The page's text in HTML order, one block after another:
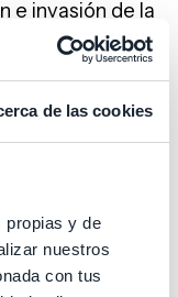
de las cookies
propias y de
nuestros
con tus
e invasión de la
el mioma es un
y su extracción
no está
con el tejido
se ha de
ha de